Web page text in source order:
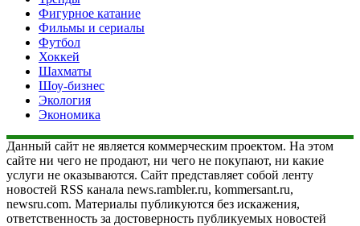
Фигурное катание
Фильмы и сериалы
Футбол
Хоккей
Шахматы
Шоу-бизнес
Экология
Экономика
Данный сайт не является коммерческим проектом. На этом
сайте ни чего не продают, ни чего не покупают, ни какие
услуги не оказываются. Сайт представляет собой ленту
новостей RSS канала news.rambler.ru, kommersant.ru,
newsru.com. Материалы публикуются без искажения,
ответственность за достоверность публикуемых новостей